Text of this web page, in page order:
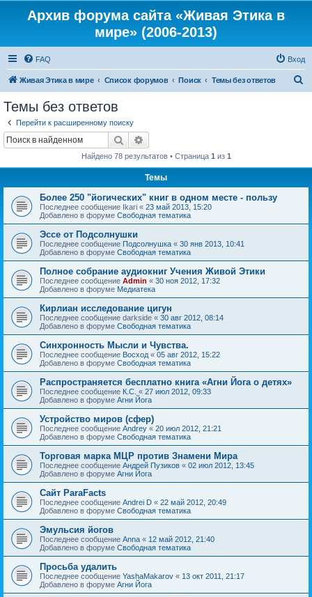
Архив форума сайта «Живая Этика в
мире» (2006-2013)
FAQ Вход
Живая Этика в мире Список форумов Поиск Темы без ответов
Темы без ответов
Перейти к расширенному поиску
Поиск
Найдено 78 результатов • Страница 1 из 1
Темы
Более 250 "йогических" книг в одном месте - пользу
Последнее сообщение Ikari « 23 май 2013, 15:20
Добавлено в форуме Свободная тематика
Эссе от Подсолнушки
Последнее сообщение Подсолнушка « 30 янв 2013, 10:41
Добавлено в форуме Свободная тематика
Полное собрание аудиокниг Учения Живой Этики
Последнее сообщение Admin « 30 ноя 2012, 17:32
Добавлено в форуме Медиатека
Кирлиан исследование цигун
Последнее сообщение darkside « 30 авг 2012, 08:14
Добавлено в форуме Свободная тематика
Синхронность Мысли и Чувства.
Последнее сообщение Восход « 05 авг 2012, 15:22
Добавлено в форуме Свободная тематика
Распространяется бесплатно книга «Агни Йога о детях»
Последнее сообщение К.С. « 27 июл 2012, 09:33
Добавлено в форуме Агни Йога
Устройство миров (сфер)
Последнее сообщение Andrey « 20 июл 2012, 21:21
Добавлено в форуме Свободная тематика
Торговая марка МЦР против Знамени Мира
Последнее сообщение Андрей Пузиков « 02 июл 2012, 13:45
Добавлено в форуме Агни Йога
Сайт ParaFacts
Последнее сообщение Andrei D « 22 май 2012, 20:49
Добавлено в форуме Свободная тематика
Эмульсия йогов
Последнее сообщение Anna « 12 май 2012, 21:40
Добавлено в форуме Свободная тематика
Просьба удалить
Последнее сообщение YashaMakarov « 13 окт 2011, 21:17
Добавлено в форуме Агни Йога